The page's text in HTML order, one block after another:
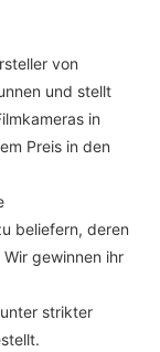
von
und stellt
in
Preis in den
beliefern, deren
gewinnen ihr
strikter